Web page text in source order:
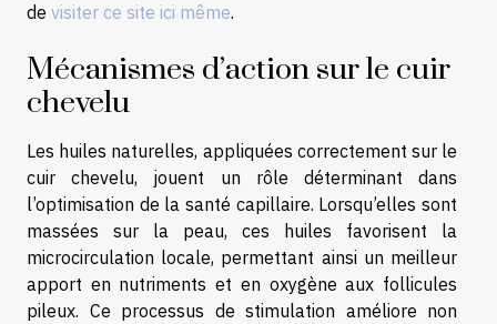
de visiter ce site ici même.
Mécanismes d’action sur le cuir
chevelu
Les huiles naturelles, appliquées correctement sur le
cuir chevelu, jouent un rôle déterminant dans
l’optimisation de la santé capillaire. Lorsqu’elles sont
massées sur la peau, ces huiles favorisent la
microcirculation locale, permettant ainsi un meilleur
apport en nutriments et en oxygène aux follicules
pileux. Ce processus de stimulation améliore non